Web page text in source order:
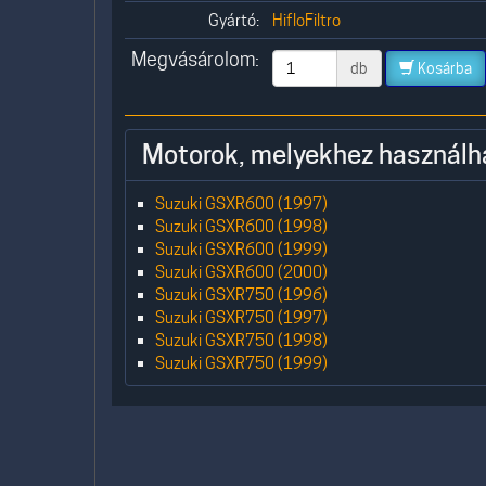
Gyártó: HifloFiltro
Megvásárolom: db Kosárba
Motorok, melyekhez
Suzuki GSXR600 (1997)
Suzuki GSXR600 (1998)
Suzuki GSXR600 (1999)
Suzuki GSXR600 (2000)
Suzuki GSXR750 (1996)
Suzuki GSXR750 (1997)
Suzuki GSXR750 (1998)
Suzuki GSXR750 (1999)